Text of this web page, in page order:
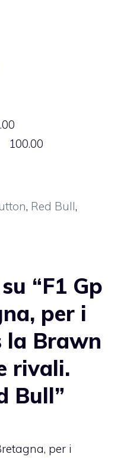
100.00
, Red Bull,
“F1 Gp
per i
la Brawn
rivali.
Bull”
per i